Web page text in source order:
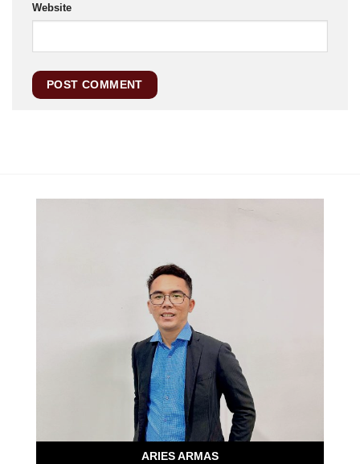
Website
ARIES ARMAS